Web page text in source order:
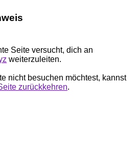
Seite versucht, dich an
weiterzuleiten.
nicht besuchen möchtest, kannst
zurückkehren.